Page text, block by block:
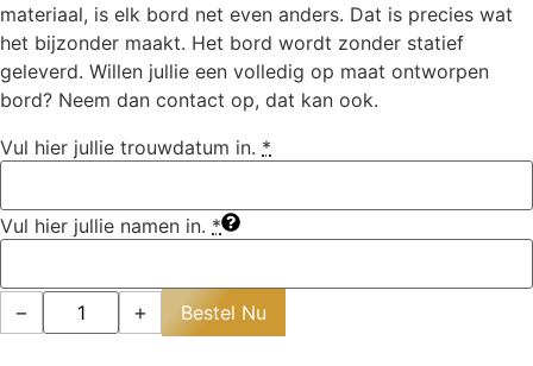
materiaal, is elk bord net even anders. Dat is precies wat
het bijzonder maakt. Het bord wordt zonder statief
geleverd. Willen jullie een volledig op maat ontworpen
bord? Neem dan contact op, dat kan ook.
Vul hier jullie trouwdatum in. *
Vul hier jullie namen in. *
− + Bestel Nu